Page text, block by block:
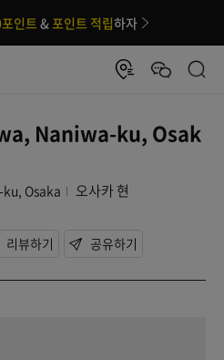
인트 &포인트 적립하자
Naniwa-ku, Osak
Osaka 오사카 현
리뷰하기 공유하기